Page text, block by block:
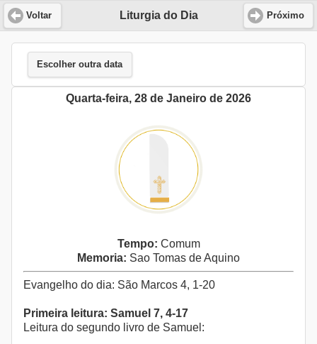
Liturgia do Dia
Voltar Próximo
Escolher outra data
Quarta-feira, 28 de Janeiro de 2026
Tempo: Comum
Memoria: Sao Tomas de Aquino
Evangelho do dia: São Marcos 4, 1-20
Primeira leitura: Samuel 7, 4-17
Leitura do segundo livro de Samuel: